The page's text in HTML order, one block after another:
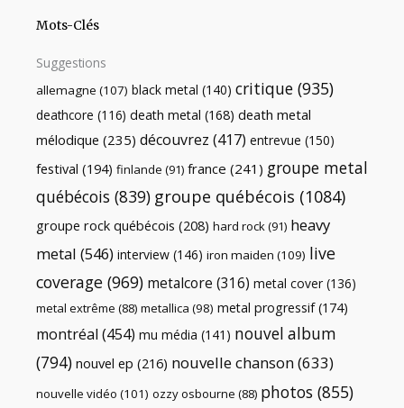
Mots-Clés
Suggestions
allemagne (107) black metal (140) critique (935)
deathcore (116) death metal (168) death metal
mélodique (235) découvrez (417) entrevue (150)
festival (194) finlande (91) france (241) groupe metal
québécois (839) groupe québécois (1084)
groupe rock québécois (208) hard rock (91) heavy
metal (546) interview (146) iron maiden (109) live
coverage (969) metalcore (316) metal cover (136)
metal extrême (88) metallica (98) metal progressif(174)
montréal (454) mu média (141) nouvel album
(794) nouvel ep (216) nouvelle chanson(633)
nouvelle vidéo (101) ozzy osbourne (88) photos (855)